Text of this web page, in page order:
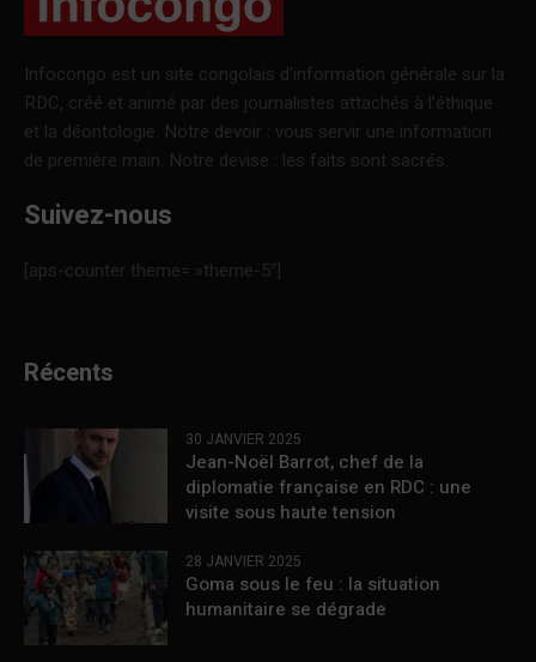
Infocongo est un site congolais d’information générale sur la
RDC, créé et animé par des journalistes attachés à l’éthique
et la déontologie. Notre devoir : vous servir une information
de première main. Notre devise : les faits sont sacrés.
Suivez-nous
[aps-counter theme= »theme-5″]
Récents
30 JANVIER 2025
Jean-Noël Barrot, chef de la
diplomatie française en RDC : une
visite sous haute tension
28 JANVIER 2025
Goma sous le feu : la situation
humanitaire se dégrade